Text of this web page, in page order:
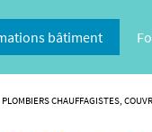
bâtiment
PLOMBIERS CHAUFFAGISTES,